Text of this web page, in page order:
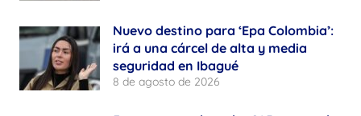
Nuevo destino para ‘Epa Colombia’:
irá a una cárcel de alta y media
seguridad en Ibagué
8 de agosto de 2026